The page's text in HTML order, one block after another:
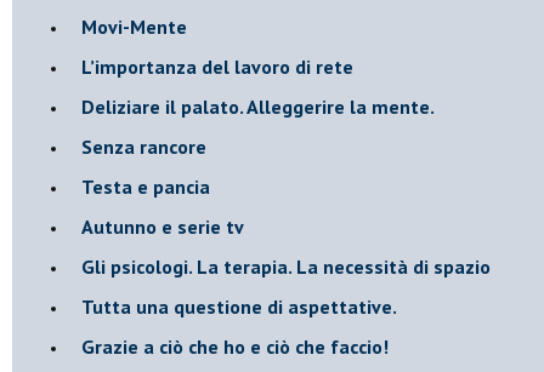
​Movi-Mente
​L’importanza del lavoro di rete
​Deliziare il palato. Alleggerire la mente.
​Senza rancore
​Testa e pancia
​Autunno e serie tv
​Gli psicologi. La terapia. La necessità di spazio
​Tutta una questione di aspettative.
​Grazie a ciò che ho e ciò che faccio!